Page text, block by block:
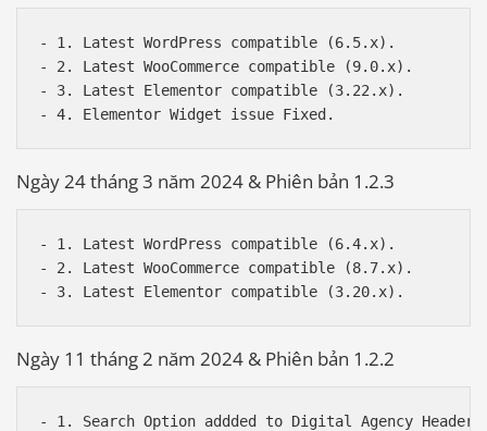
- 1. Latest WordPress compatible (6.5.x).
- 2. Latest WooCommerce compatible (9.0.x).
- 3. Latest Elementor compatible (3.22.x).
Ngày 24 tháng 3 năm 2024 & Phiên bản 1.2.3
- 1. Latest WordPress compatible (6.4.x).
- 2. Latest WooCommerce compatible (8.7.x).
Ngày 11 tháng 2 năm 2024 & Phiên bản 1.2.2